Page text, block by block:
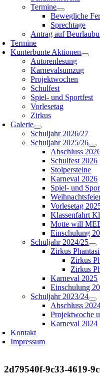
Termine
Bewegliche
Sprechtage
Antrag auf
Termine
Kunterbunte Aktionen
Autorenlesung
Karnevalsumzug
Projektwochen
Schulfest
Spiel- und Sportfest
Vorlesetag
Zirkus
Galerie
Schuljahr 2026/27
Schuljahr 2025/26
Abschluss
Schulfest 2026
Stolpersteine
Karneval 2026
Spiel- und
Vorlesetag
Klassenfahrt
Motte will
Einschulung
Schuljahr 2024/25
Zirkus
Zirkus
Zirkus
Karneval 2025
Einschulung
Schuljahr 2023/24
Abschluss
Projektwoche
Karneval 2024
Kontakt
Impressum
2d79540f-9c33-4619-